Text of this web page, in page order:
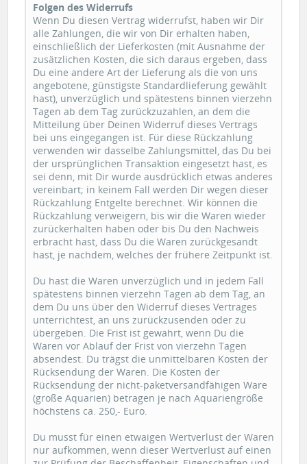
Folgen des Widerrufs
Wenn Du diesen Vertrag widerrufst, haben wir Dir
alle Zahlungen, die wir von Dir erhalten haben,
einschließlich der Lieferkosten (mit Ausnahme der
zusätzlichen Kosten, die sich daraus ergeben, dass
Du eine andere Art der Lieferung als die von uns
angebotene, günstigste Standardlieferung gewählt
hast), unverzüglich und spätestens binnen vierzehn
Tagen ab dem Tag zurückzuzahlen, an dem die
Mitteilung über Deinen Widerruf dieses Vertrags
bei uns eingegangen ist. Für diese Rückzahlung
verwenden wir dasselbe Zahlungsmittel, das Du bei
der ursprünglichen Transaktion eingesetzt hast, es
sei denn, mit Dir wurde ausdrücklich etwas anderes
vereinbart; in keinem Fall werden Dir wegen dieser
Rückzahlung Entgelte berechnet. Wir können die
Rückzahlung verweigern, bis wir die Waren wieder
zurückerhalten haben oder bis Du den Nachweis
erbracht hast, dass Du die Waren zurückgesandt
hast, je nachdem, welches der frühere Zeitpunkt ist.
Du hast die Waren unverzüglich und in jedem Fall
spätestens binnen vierzehn Tagen ab dem Tag, an
dem Du uns über den Widerruf dieses Vertrages
unterrichtest, an uns zurückzusenden oder zu
übergeben. Die Frist ist gewahrt, wenn Du die
Waren vor Ablauf der Frist von vierzehn Tagen
absendest. Du trägst die unmittelbaren Kosten der
Rücksendung der Waren. Die Kosten der
Rücksendung der nicht-paketversandfähigen Ware
(große Aquarien) betragen je nach Aquariengröße
höchstens ca. 250,- Euro.
Du musst für einen etwaigen Wertverlust der Waren
nur aufkommen, wenn dieser Wertverlust auf einen